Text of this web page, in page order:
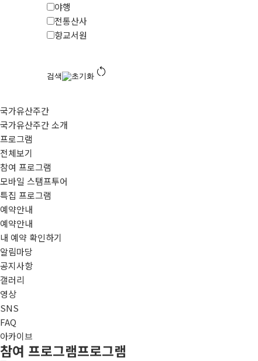
야행
전통산사
향교서원
검색 초기화 restart_alt
국가유산주간
국가유산주간 소개
프로그램
전체보기
참여 프로그램
모바일 스탬프투어
특집 프로그램
예약안내
예약안내
내 예약 확인하기
알림마당
공지사항
갤러리
영상
SNS
FAQ
아카이브
참여 프로그램프로그램